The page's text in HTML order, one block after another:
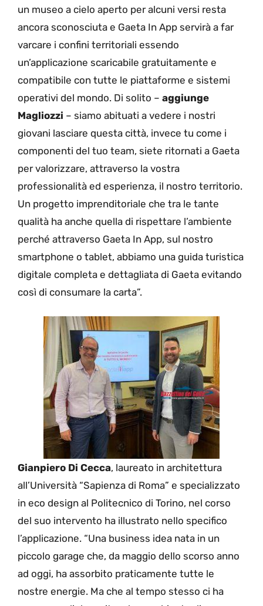
un museo a cielo aperto per alcuni versi resta
ancora sconosciuta e Gaeta In App servirà a far
varcare i confini territoriali essendo
un’applicazione scaricabile gratuitamente e
compatibile con tutte le piattaforme e sistemi
operativi del mondo. Di solito – aggiunge
Magliozzi – siamo abituati a vedere i nostri
giovani lasciare questa città, invece tu come i
componenti del tuo team, siete ritornati a Gaeta
per valorizzare, attraverso la vostra
professionalità ed esperienza, il nostro territorio.
Un progetto imprenditoriale che tra le tante
qualità ha anche quella di rispettare l’ambiente
perché attraverso Gaeta In App, sul nostro
smartphone o tablet, abbiamo una guida turistica
digitale completa e dettagliata di Gaeta evitando
così di consumare la carta”.
Gianpiero Di Cecca, laureato in architettura
all’Università “Sapienza di Roma” e specializzato
in eco design al Politecnico di Torino, nel corso
del suo intervento ha illustrato nello specifico
l’applicazione. “Una business idea nata in un
piccolo garage che, da maggio dello scorso anno
ad oggi, ha assorbito praticamente tutte le
nostre energie. Ma che al tempo stesso ci ha